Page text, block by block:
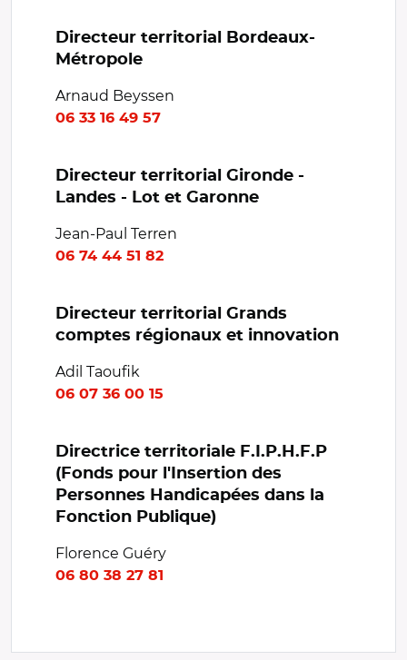
Directeur territorial Bordeaux-
Métropole
Arnaud Beyssen
06 33 16 49 57
Directeur territorial Gironde -
Landes - Lot et Garonne
Jean-Paul Terren
06 74 44 51 82
Directeur territorial Grands
comptes régionaux et innovation
Adil Taoufik
06 07 36 00 15
Directrice territoriale F.I.P.H.F.P
(Fonds pour l'Insertion des
Personnes Handicapées dans la
Fonction Publique)
Florence Guéry
06 80 38 27 81